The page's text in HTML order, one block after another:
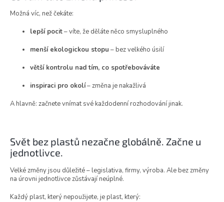
Možná víc, než čekáte:
lepší pocit– víte, že děláte něco smysluplného
menší ekologickou stopu – bez velkého úsilí
větší kontrolu nad tím, co spotřebováváte
inspiraci pro okolí– změna je nakažlivá
A hlavně: začnete vnímat své každodenní rozhodování jinak.
Svět bez plastů nezačne globálně. Začne u
jednotlivce.
Velké změny jsou důležité – legislativa, firmy, výroba. Ale bez změny
na úrovni jednotlivce zůstávají neúplné.
Každý plast, který nepoužijete, je plast, který: